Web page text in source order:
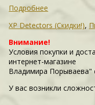
Подробнее
XP Detectors (Скидки!),
Внимание!
Условия покупки и
интернет-магазине
Владимира
У вас возникли